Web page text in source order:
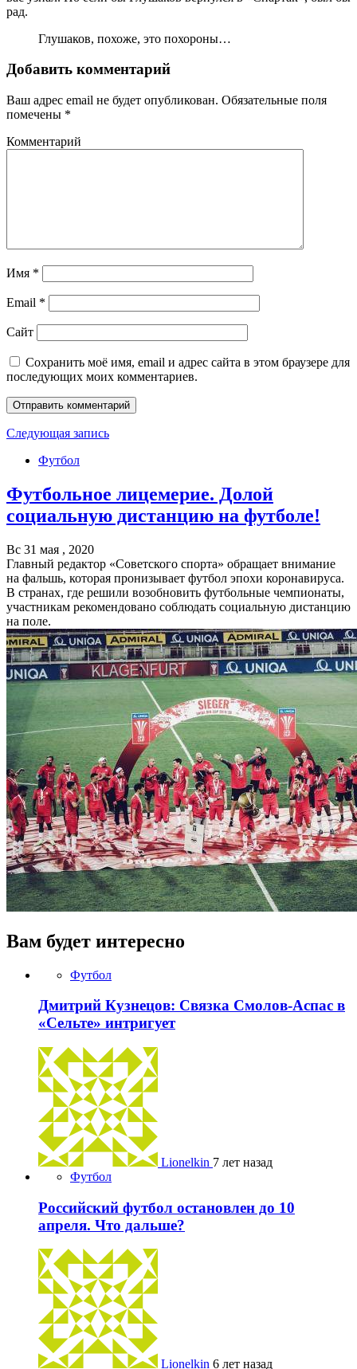
рад.
Глушаков, похоже, это похороны…
Добавить комментарий
Ваш адрес email не будет опубликован. Обязательные поля
помечены *
Комментарий
Имя *
Email *
Сайт
Сохранить моё имя, email и адрес сайта в этом браузере для
последующих моих комментариев.
Следующая запись
Футбол
Футбольное лицемерие. Долой
социальную дистанцию на футболе!
Вс 31 мая , 2020
Главный редактор «Советского спорта» обращает внимание
на фальшь, которая пронизывает футбол эпохи коронавируса.
В странах, где решили возобновить футбольные чемпионаты,
участникам рекомендовано соблюдать социальную дистанцию
на поле.
Вам будет интересно
Футбол
Дмитрий Кузнецов: Связка Смолов-Аспас в
«Сельте» интригует
Lionelkin 7 лет назад
Футбол
Российский футбол остановлен до 10
апреля. Что дальше?
Lionelkin 6 лет назад